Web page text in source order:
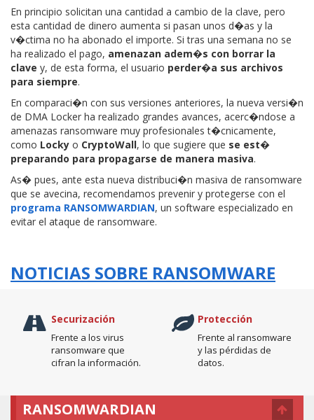
En principio solicitan una cantidad a cambio de la clave, pero
esta cantidad de dinero aumenta si pasan unos d�as y la
v�ctima no ha abonado el importe. Si tras una semana no se
ha realizado el pago, amenazan adem�s con borrar la
clave y, de esta forma, el usuario perder�a sus archivos
para siempre.
En comparaci�n con sus versiones anteriores, la nueva versi�n
de DMA Locker ha realizado grandes avances, acerc�ndose a
amenazas ransomware muy profesionales t�cnicamente,
como Locky o CryptoWall, lo que sugiere que se est�
preparando para propagarse de manera masiva.
As� pues, ante esta nueva distribuci�n masiva de ransomware
que se avecina, recomendamos prevenir y protegerse con el
programa RANSOMWARDIAN, un software especializado en
evitar el ataque de ransomware.
NOTICIAS SOBRE RANSOMWARE
Securización
Frente a los virus
ransomware que
cifran la información.
Protección
Frente al ransomware
y las pérdidas de
datos.
RANSOMWARDIAN